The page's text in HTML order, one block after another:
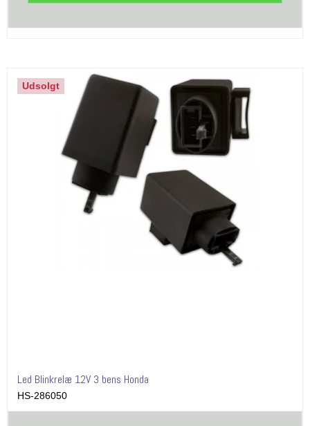
Udsolgt
Led Blinkrelæ 12V 3 bens Honda
HS-286050